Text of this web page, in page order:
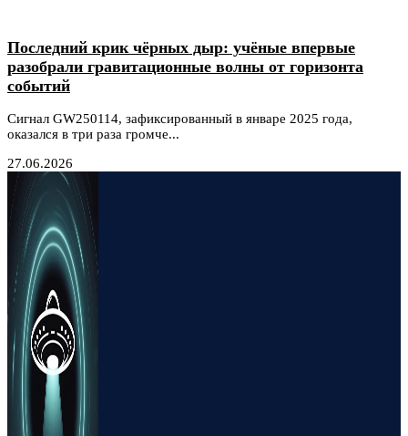
Последний крик чёрных дыр: учёные впервые
разобрали гравитационные волны от горизонта
событий
Сигнал GW250114, зафиксированный в январе 2025 года,
оказался в три раза громче...
27.06.2026